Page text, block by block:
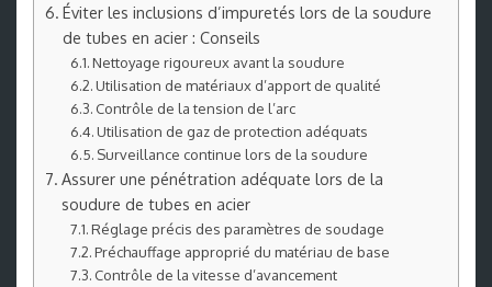
Éviter les inclusions d’impuretés lors de la soudure
de tubes en acier : Conseils
Nettoyage rigoureux avant la soudure
Utilisation de matériaux d’apport de qualité
Contrôle de la tension de l’arc
Utilisation de gaz de protection adéquats
Surveillance continue lors de la soudure
Assurer une pénétration adéquate lors de la
soudure de tubes en acier
Réglage précis des paramètres de soudage
Préchauffage approprié du matériau de base
Contrôle de la vitesse d’avancement